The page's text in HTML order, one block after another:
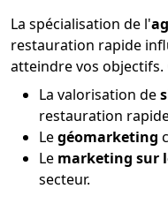
La spécialisation de l'
restauration rapide
atteindre vos objectifs.
La valorisation de
restauration
Legéomarketing
Le marketing sur
secteur.